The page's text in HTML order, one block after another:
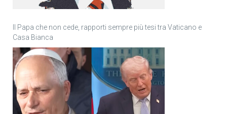
Il Papa che non cede, rapporti sempre più tesi tra Vaticano e
Casa Bianca